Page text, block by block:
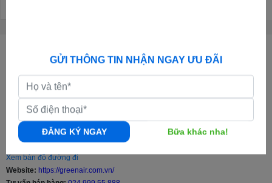
CÔNG TY CỔ PHẦN GREENAIR VIỆT NAM
0108011247 - Ngày cấp: 05/10/2017 - Nơi cấp: Sở KH & ĐT TP.Hà
Địa chỉ Văn Phòng:
Phạm Văn Đồng, Bắc Từ Liêm, Hà Nội |
Địa chỉ Kho Tổng:Kho Nguyên Khê, Đông Anh, Hà Nội |
Địa chỉ Kho Chi Nhánh:773 Nguyễn Khoái, Lĩnh Nam, Hoàng Mai, Hà Nội |
Xem bản đồ đường đi
Website: https://greenair.com.vn/
GỬI THÔNG TIN NHẬN NGAY ƯU ĐÃI
ĐĂNG KÝ NGAY Bữa khác nha!